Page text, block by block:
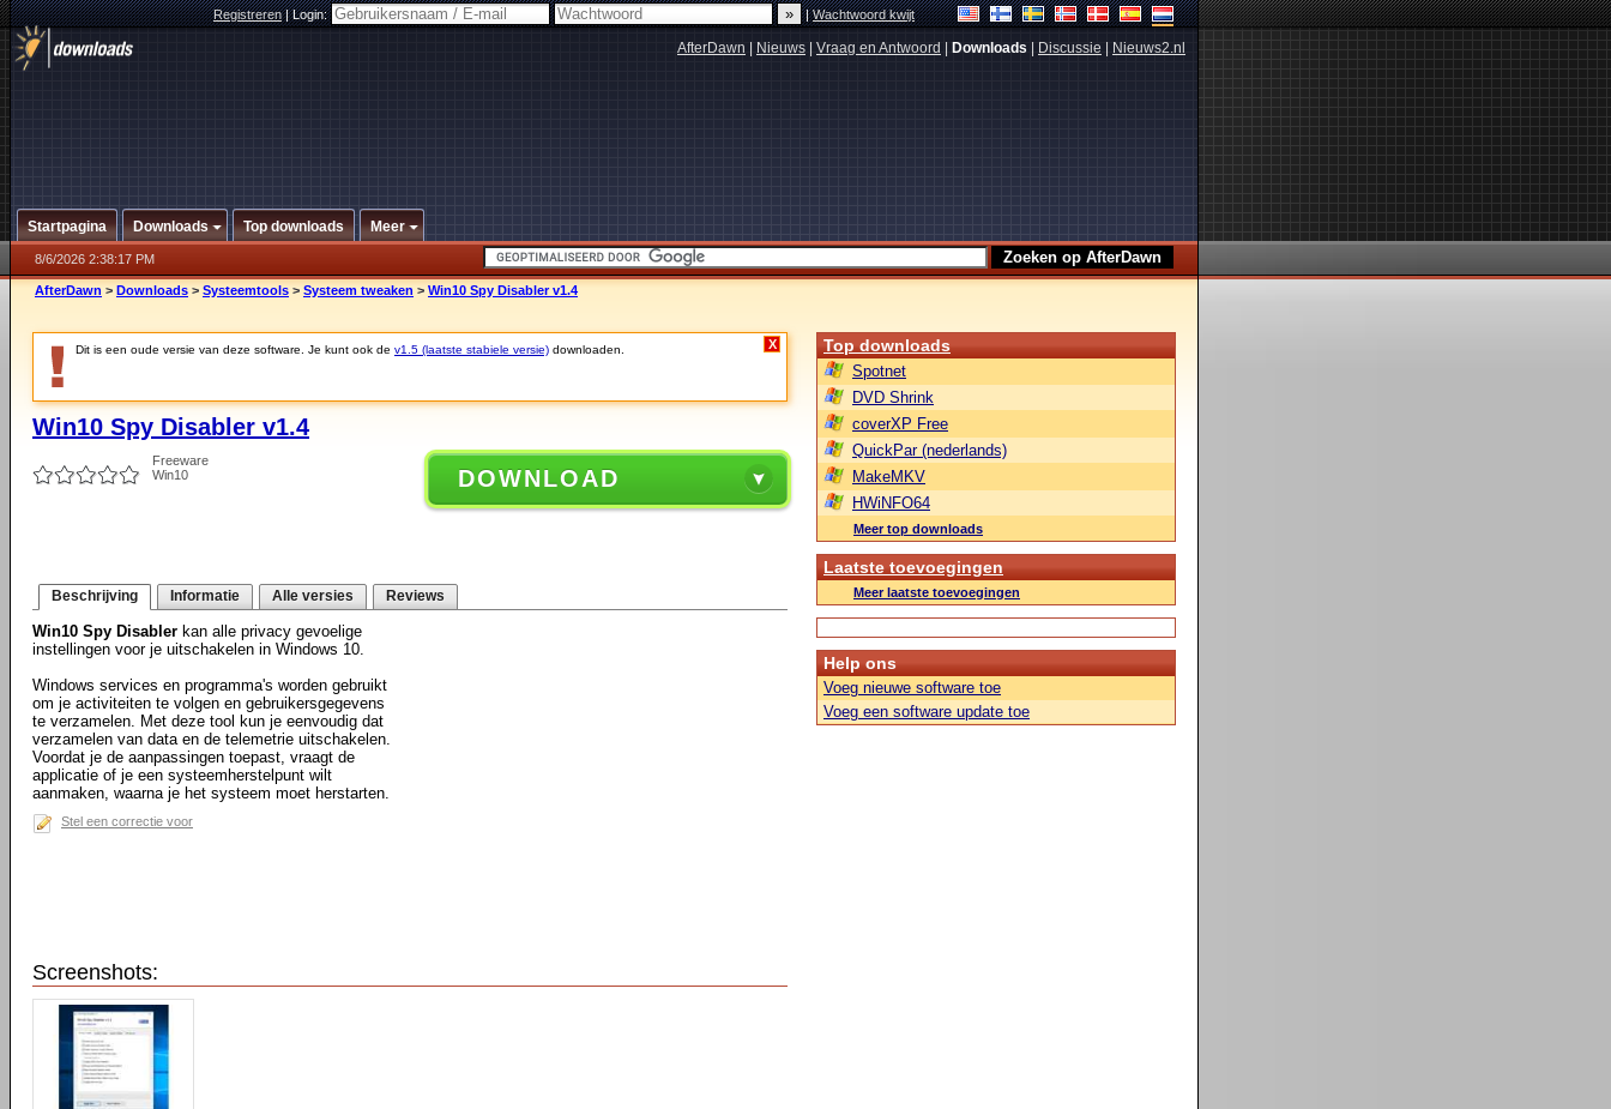
Registreren|Login: |Wachtwoord kwijt
AfterDawn Nieuws Vraag en Antwoord Downloads Discussie Nieuws2.nl
Startpagina Downloads Top downloads Meer
8/6/2026 2:38:17 PM
AfterDawn > Downloads > Systeemtools > Systeem tweaken > Win10 Spy Disabler v1.4
Dit is een oude versie van deze software. Je kunt ook de v1.5 (laatste stabiele versie) downloaden. X
Win10 Spy Disabler v1.4
Freeware
Win10
DOWNLOAD
Beschrijving Informatie Alle versies Reviews
Win10 Spy Disabler kan alle privacy gevoelige
instellingen voor je uitschakelen in Windows 10.
Windows services en programma's worden gebruikt
om je activiteiten te volgen en gebruikersgegevens
te verzamelen. Met deze tool kun je eenvoudig dat
verzamelen van data en de telemetrie uitschakelen.
Voordat je de aanpassingen toepast, vraagt de
applicatie of je een systeemherstelpunt wilt
aanmaken, waarna je het systeem moet herstarten.
Stel een correctie voor
Screenshots:
Top downloads
Spotnet
DVD Shrink
coverXP Free
QuickPar (nederlands)
MakeMKV
HWiNFO64
Meer top downloads
Laatste toevoegingen
Meer laatste toevoegingen
Help ons
Voeg nieuwe software toe
Voeg een software update toe